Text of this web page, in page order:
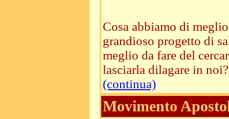
Cosa abbiamo di
grandioso progetto di
meglio da fare del
lasciarla dilagare in
(continua)
Movimento